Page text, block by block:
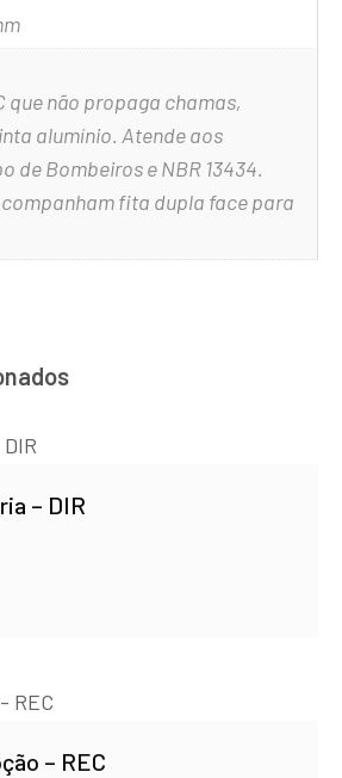
que não propaga chamas,
alumínio. Atende aos
de Bombeiros e NBR 13434.
fita dupla face para
– DIR
– REC